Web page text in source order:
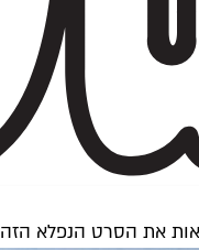
את הסרט הנפלא הזה